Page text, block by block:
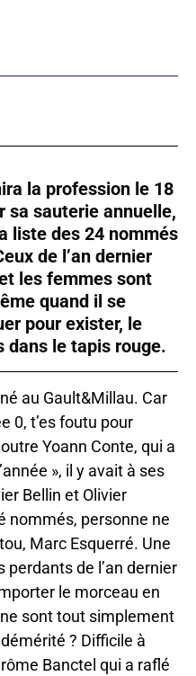
la profession le 18
sa sauterie annuelle,
liste des 24 nommés
de l’an dernier
les femmes sont
quand il se
pour exister, le
dans le tapis rouge.
au Gault&Millau. Car
0, t’es foutu pour
Yoann Conte, qui a
», il y avait à ses
Bellin et Olivier
nommés, personne ne
Marc Esquerré. Une
de l’an dernier
le morceau en
sont tout simplement
? Difficile à
Banctel qui a raflé